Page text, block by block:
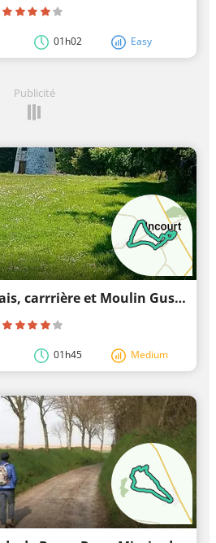
01h02 Easy
Publicité
#260119b - Opprebais, carrrière et Moulin Gustot - 8 km
01h45 Medium